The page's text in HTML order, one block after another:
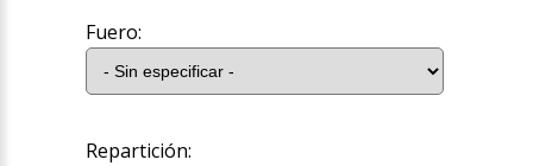
Fuero:
Repartición: